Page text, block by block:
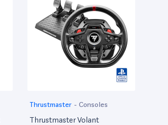
Thrustmaster - Consoles
Thrustmaster Volant